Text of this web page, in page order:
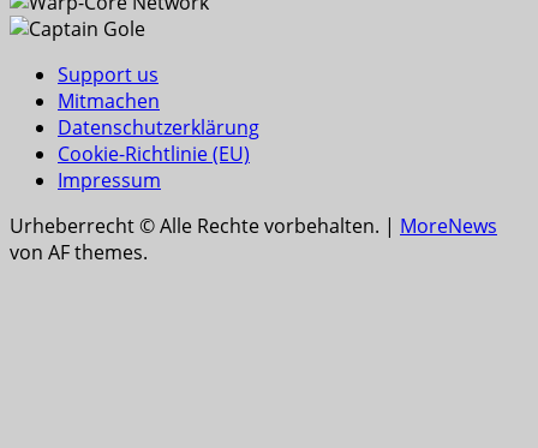
Support us
Mitmachen
Datenschutzerklärung
Cookie-Richtlinie (EU)
Impressum
Urheberrecht © Alle Rechte vorbehalten. | MoreNews
von AF themes.